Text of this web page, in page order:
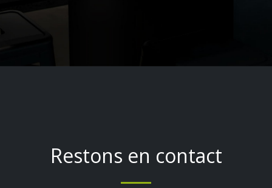
Restons en contact